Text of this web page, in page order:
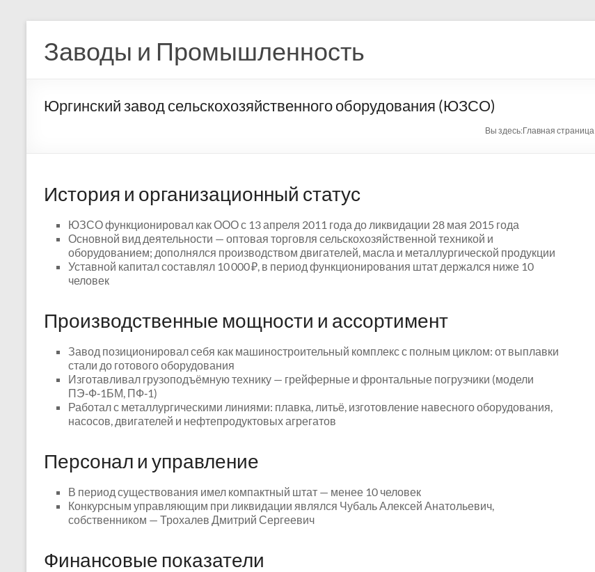
содержимому
Заводы и Промышленность
Юргинский завод сельскохозяйственного оборудования (ЮЗСО)
Вы здесь:Главная страница
История и организационный статус
ЮЗСО функционировал как ООО с 13 апреля 2011 года до ликвидации 28 мая 2015 года
Основной вид деятельности — оптовая торговля сельскохозяйственной техникой и
оборудованием; дополнялся производством двигателей, масла и металлургической продукции
Уставной капитал составлял 10 000 ₽, в период функционирования штат держался ниже 10
человек
Производственные мощности и ассортимент
Завод позиционировал себя как машиностроительный комплекс с полным циклом: от выплавки
стали до готового оборудования
Изготавливал грузоподъёмную технику — грейферные и фронтальные погрузчики (модели
ПЭ‑Ф‑1БМ, ПФ‑1)
Работал с металлургическими линиями: плавка, литьё, изготовление навесного оборудования,
насосов, двигателей и нефтепродуктовых агрегатов
Персонал и управление
В период существования имел компактный штат — менее 10 человек
Конкурсным управляющим при ликвидации являлся Чубаль Алексей Анатольевич,
собственником — Трохалев Дмитрий Сергеевич
Финансовые показатели